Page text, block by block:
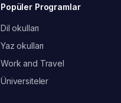
Popüler Programlar
Dil okulları
Yaz okulları
Work and Travel
Üniversiteler